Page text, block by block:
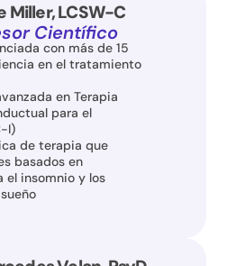
Miller, LCSW-C
Científico
con más de 15
en el tratamiento
en Terapia
para el
I)
de terapia que
basados en
el insomnio y los